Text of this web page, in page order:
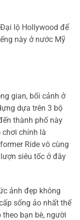
lộ Hollywood để
này ở nước Mỹ
gian, bối cảnh ở
dựa trên 3 bộ
thành phố này
chính là
Ride vô cùng
siêu tốc ở đây
ảnh đẹp không
sống ảo nhất thế
bạn bè, người